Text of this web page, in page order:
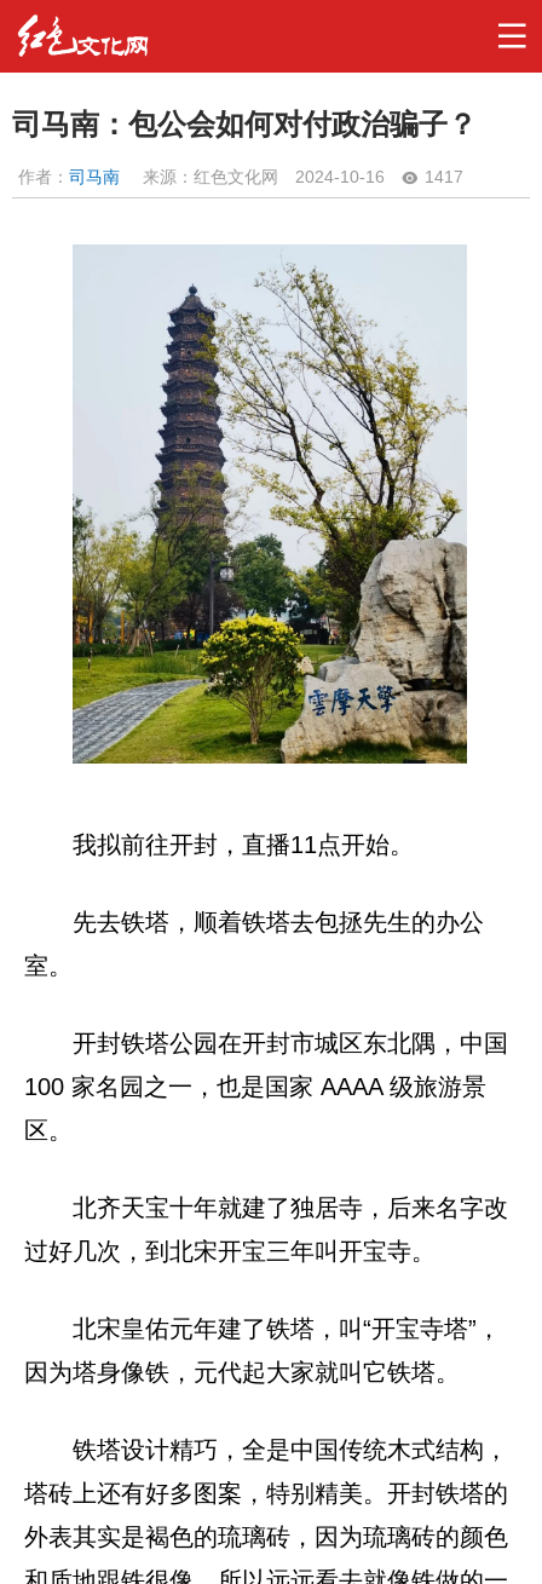
司马南：包公会如何对付政治骗子？
作者： 司马南 来源：红色文化网 2024-10-16 1417
我拟前往开封，直播11点开始。
先去铁塔，顺着铁塔去包拯先生的办公
室。
开封铁塔公园在开封市城区东北隅，中国
100 家名园之一，也是国家 AAAA 级旅游景
区。
北齐天宝十年就建了独居寺，后来名字改
过好几次，到北宋开宝三年叫开宝寺。
北宋皇佑元年建了铁塔，叫“开宝寺塔”，
因为塔身像铁，元代起大家就叫它铁塔。
铁塔设计精巧，全是中国传统木式结构，
塔砖上还有好多图案，特别精美。开封铁塔的
外表其实是褐色的琉璃砖，因为琉璃砖的颜色